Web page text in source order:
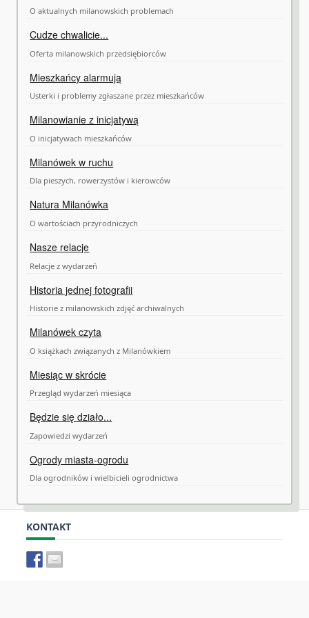
O aktualnych milanowskich problemach
Cudze chwalicie...
Oferta milanowskich przedsiębiorców
Mieszkańcy alarmują
Usterki i problemy zgłaszane przez mieszkańców
Milanowianie z inicjatywą
O inicjatywach mieszkańców
Milanówek w ruchu
Dla pieszych, rowerzystów i kierowców
Natura Milanówka
O wartościach przyrodniczych
Nasze relacje
Relacje z wydarzeń
Historia jednej fotografii
Historie z milanowskich zdjęć archiwalnych
Milanówek czyta
O książkach związanych z Milanówkiem
Miesiąc w skrócie
Przegląd wydarzeń miesiąca
Będzie się działo...
Zapowiedzi wydarzeń
Ogrody miasta-ogrodu
Dla ogrodników i wielbicieli ogrodnictwa
KONTAKT